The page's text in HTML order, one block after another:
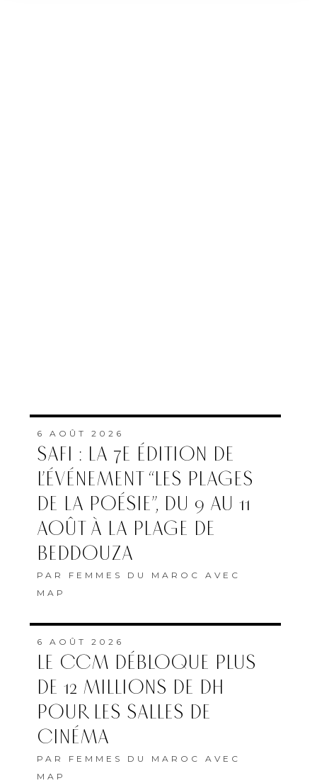
6 AOÛT 2026
SAFI : LA 7E ÉDITION DE
L’ÉVÉNEMENT “LES PLAGES
DE LA POÉSIE”, DU 9 AU 11
AOÛT À LA PLAGE DE
BEDDOUZA
PAR FEMMES DU MAROC AVEC
MAP
6 AOÛT 2026
LE CCM DÉBLOQUE PLUS
DE 12 MILLIONS DE DH
POUR LES SALLES DE
CINÉMA
PAR FEMMES DU MAROC AVEC
MAP